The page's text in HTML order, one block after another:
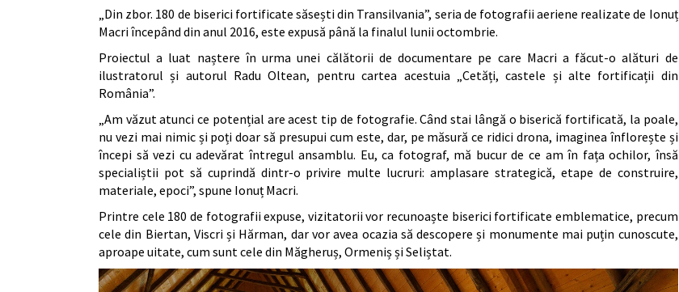
„Din zbor. 180 de biserici fortificate săsești din Transilvania”, seria de fotografii aeriene realizate de Ionuț
Macri începând din anul 2016, este expusă până la finalul lunii octombrie.
Proiectul a luat naștere în urma unei călătorii de documentare pe care Macri a făcut-o alături de
ilustratorul și autorul Radu Oltean, pentru cartea acestuia „Cetăți, castele și alte fortificații din
România”.
„Am văzut atunci ce potențial are acest tip de fotografie. Când stai lângă o biserică fortificată, la poale,
nu vezi mai nimic și poți doar să presupui cum este, dar, pe măsură ce ridici drona, imaginea înflorește și
începi să vezi cu adevărat întregul ansamblu. Eu, ca fotograf, mă bucur de ce am în fața ochilor, însă
specialiștii pot să cuprindă dintr-o privire multe lucruri: amplasare strategică, etape de construire,
materiale, epoci”, spune Ionuț Macri.
Printre cele 180 de fotografii expuse, vizitatorii vor recunoaște biserici fortificate emblematice, precum
cele din Biertan, Viscri și Hărman, dar vor avea ocazia să descopere și monumente mai puțin cunoscute,
aproape uitate, cum sunt cele din Măgheruș, Ormeniș și Seliștat.